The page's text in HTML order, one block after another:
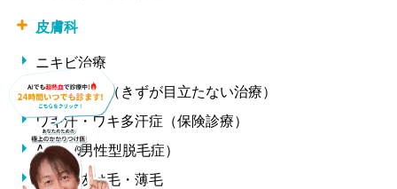
皮膚科
ニキビ治療
ほくろ除去（きずが目立たない治療）
ワキ汗・ワキ多汗症（保険診療）
AGA（男性型脱毛症）
女性の抜け毛・薄毛